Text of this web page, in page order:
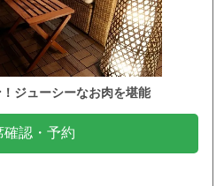
ジューシーなお肉を堪能
確認・予約